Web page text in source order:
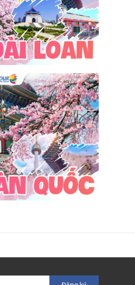
Visa Cát Bà.
Cô Tô
miền Nam
giá
chợ
quà vặt
Chơi gì
Lặn biển
Fun
Công viên nước
tour Cửa Lò 2 ngày 1 đêm
chùa Hương
Đán
Sài Gòn
Sapa
Yên Tử
Chrismas
Hong Kong